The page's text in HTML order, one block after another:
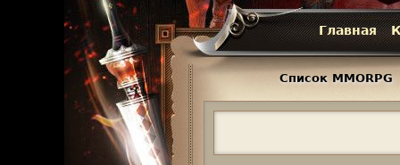
Г
л
а
Главная
Список MMORPG